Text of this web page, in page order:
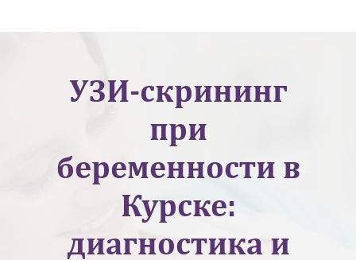
УЗИ-скрининг
при
беременности в
Курске:
диагностика и